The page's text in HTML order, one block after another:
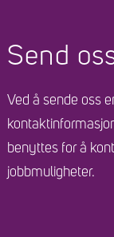
Send
Ved å sende oss
benyttes for å
jobbmuligheter.